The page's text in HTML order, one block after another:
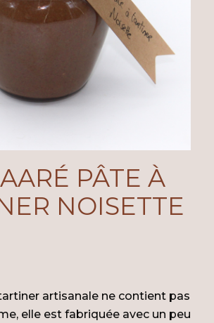
PÂTE À
NOISETTE
artisanale ne contient pas
elle est fabriquée avec un peu